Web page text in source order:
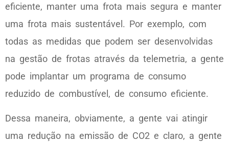
eficiente, manter uma frota mais segura e manter
uma frota mais sustentável. Por exemplo, com
todas as medidas que podem ser desenvolvidas
na gestão de frotas através da telemetria, a gente
pode implantar um programa de consumo
reduzido de combustível, de consumo eficiente.
Dessa maneira, obviamente, a gente vai atingir
uma redução na emissão de CO2 e claro, a gente